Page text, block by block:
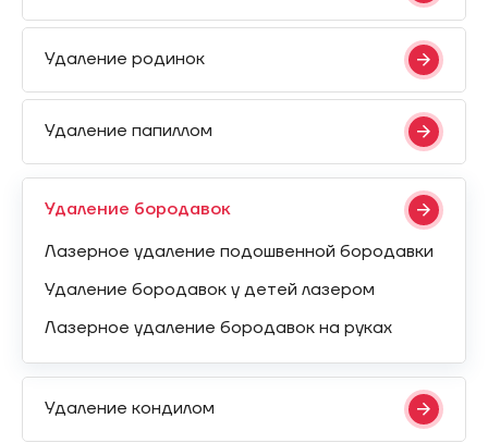
Удаление родинок
Удаление папиллом
Удаление бородавок
Лазерное удаление подошвенной бородавки
Удаление бородавок у детей лазером
Лазерное удаление бородавок на руках
Удаление кондилом